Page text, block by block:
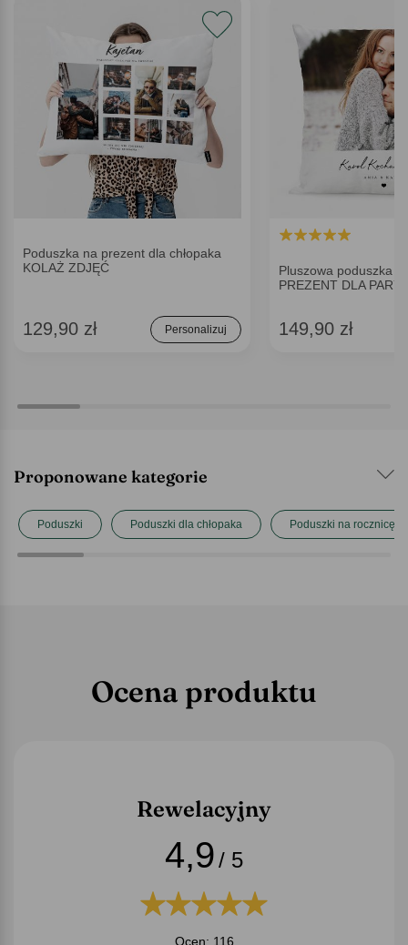
Poduszka na prezent dla chłopaka
KOLAŻ ZDJĘĆ
129,90 zł Personalizuj
Pluszowa poduszka
PREZENT DLA PARY
149,90 zł
Proponowane kategorie
Poduszki Poduszki dla chłopaka Poduszki na rocznicę
Ocena produktu
Rewelacyjny
4,9/ 5
Ocen: 116